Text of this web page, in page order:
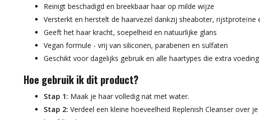
Reinigt beschadigd en breekbaar haar op milde wijze
Versterkt en herstelt de haarvezel dankzij sheaboter, rijstproteïne
Geeft het haar kracht, soepelheid en natuurlijke glans
Vegan formule - vrij van siliconen, parabenen en sulfaten
Geschikt voor dagelijks gebruik en alle haartypes die extra
Hoe gebruik ik dit product?
Stap 1: Maak je haar volledig nat met water.
Stap 2: Verdeel een kleine hoeveelheid Replenish Cleanser over